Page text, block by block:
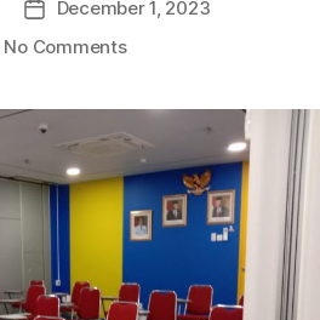
Post
date
December 1, 2023
No Commentson
FUTURA
BUSA
TEBAL
JAKARTA